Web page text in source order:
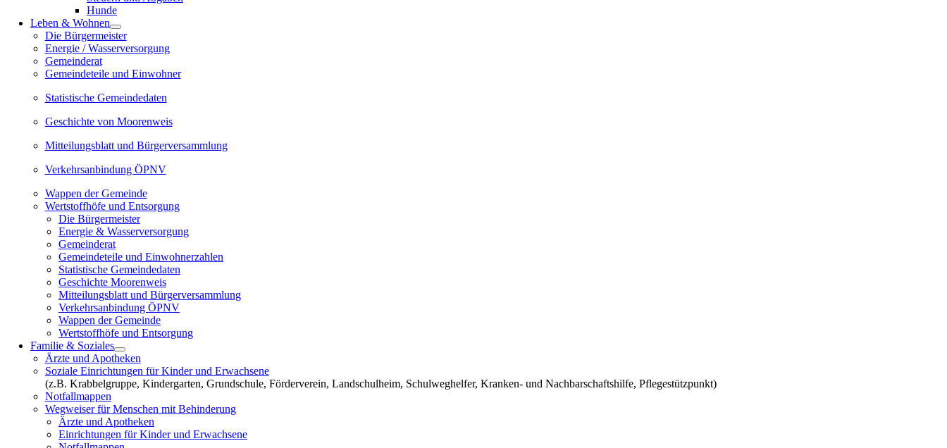
Hunde
Leben & Wohnen
Die Bürgermeister
Energie / Wasserversorgung
Gemeinderat
Gemeindeteile und Einwohner
Statistische Gemeindedaten
Geschichte von Moorenweis
Mitteilungsblatt und Bürgerversammlung
Verkehrsanbindung ÖPNV
Wappen der Gemeinde
Wertstoffhöfe und Entsorgung
Die Bürgermeister
Energie & Wasserversorgung
Gemeinderat
Gemeindeteile und Einwohnerzahlen
Statistische Gemeindedaten
Geschichte Moorenweis
Mitteilungsblatt und Bürgerversammlung
Verkehrsanbindung ÖPNV
Wappen der Gemeinde
Wertstoffhöfe und Entsorgung
Familie & Soziales
Ärzte und Apotheken
Soziale Einrichtungen für Kinder und Erwachsene
(z.B. Krabbelgruppe, Kindergarten, Grundschule, Förderverein, Landschulheim, Schulweghelfer, Kranken- und Nachbarschaftshilfe, Pflegestützpunkt)
Notfallmappen
Wegweiser für Menschen mit Behinderung
Ärzte und Apotheken
Einrichtungen für Kinder und Erwachsene